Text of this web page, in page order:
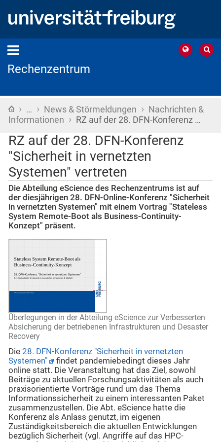
Rechenzentrum
Startseite
› … › News & Störmeldungen › Nachrichten &
Informationen › RZ auf der 28. DFN-Konferenz …
RZ auf der 28. DFN-Konferenz
"Sicherheit in vernetzten
Systemen" vertreten
Die Abteilung eScience des Rechenzentrums ist auf
der diesjährigen 28. DFN-Online-Konferenz "Sicherheit
in vernetzten Systemen" mit einem Vortrag "Stateless
System Remote-Boot als Business-Continuity-
Konzept" präsent.
Überlegungen in der Abteilung eScience zur Verbesserten
Absicherung der betriebenen Infrastrukturen und Desaster
Recovery
Die 28. DFN-Konferenz "Sicherheit in vernetzten
Systemen"
findet pandemiebedingt dieses Jahr
online statt. Die Veranstaltung hat das Ziel, sowohl
Beiträge zu aktuellen Forschungsaktivitäten als auch
praxisorientierte Vorträge rund um das Thema
Informationssicherheit zu einem interessanten Paket
zusammenzustellen. Die Abt. eScience hatte die
Konferenz als Anlass genutzt, im eigenen
Zuständigkeitsbereich die aktuellen Entwicklungen
bezüglich Sicherheit (vgl. Angriffe auf das HPC-